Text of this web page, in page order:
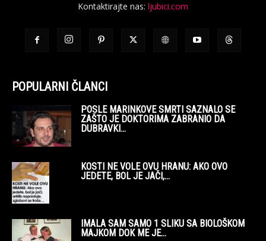
Kontaktirajte nas: ljubici.com
POPULARNI ČLANCI
POSLE MARINKOVE SMRTI SAZNALO SE
ZAŠTO JE DOKTORIMA ZABRANIO DA
DUBRAVKI...
KOSTI NE VOLE OVU HRANU: AKO OVO
JEDETE, BOL JE JAČI,...
IMALA SAM SAMO 1 SLIKU SA BIOLOŠKOM
MAJKOM DOK ME JE...